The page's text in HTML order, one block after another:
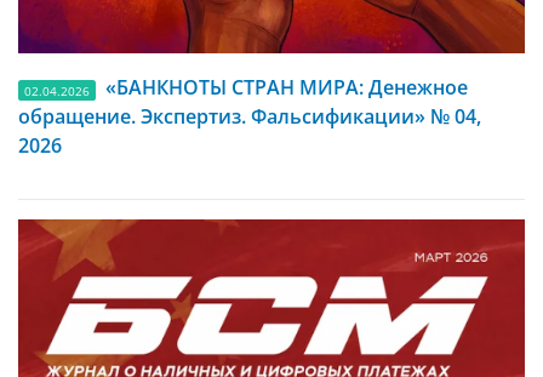
02.04.2026
«БАНКНОТЫ СТРАН МИРА: Денежное
обращение. Экспертиз. Фальсификации» № 04,
2026